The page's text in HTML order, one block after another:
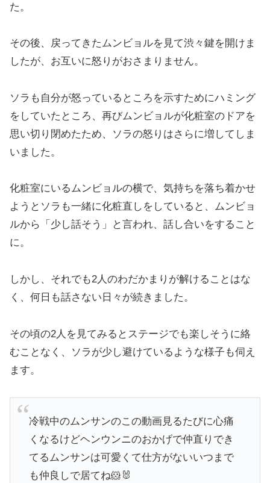
た。
その後、戻ってきたムンビョルを見て渋々鍵を開けま
したが、お互いに怒りがおさまりません。
ソラも自分が怒っているところを示すためにハミング
をしていたところ、再びムンビョルが化粧室のドアを
思い切り閉めたため、ソラの怒りはさらに増してしま
いました。
化粧室にいるムンビョルの横で、気持ちを落ち着かせ
ようとソラも一緒に化粧直しをしていると、ムンビョ
ルから「少し話そう」と言われ、話し合いをすること
に。
しかし、それでも2人のわだかまりが解けることはな
く、何日も話さない日々が続きました。
その頃の2人を見てみるとステージでも楽しそうに絡
むことなく、ソラが少し避けているような様子も伺え
ます。
冷戦中のムンサンのこの動画見るたびに心痛
くなるけどヘンウンニのおかげで仲直りでき
てるムンサンは可愛くて仕方がないいつまで
も仲良しで居てね🐹🐰